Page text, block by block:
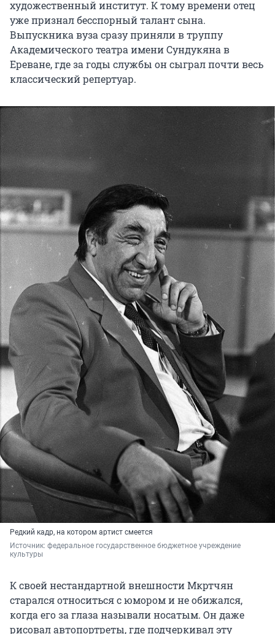
художественный институт. К тому времени отец
уже признал бесспорный талант сына.
Выпускника вуза сразу приняли в труппу
Академического театра имени Сундукяна в
Ереване, где за годы службы он сыграл почти весь
классический репертуар.
Редкий кадр, на котором артист смеется
Источник: федеральное государственное бюджетное учреждение
культуры
К своей нестандартной внешности Мкртчян
старался относиться с юмором и не обижался,
когда его за глаза называли носатым. Он даже
рисовал автопортреты, где подчеркивал эту